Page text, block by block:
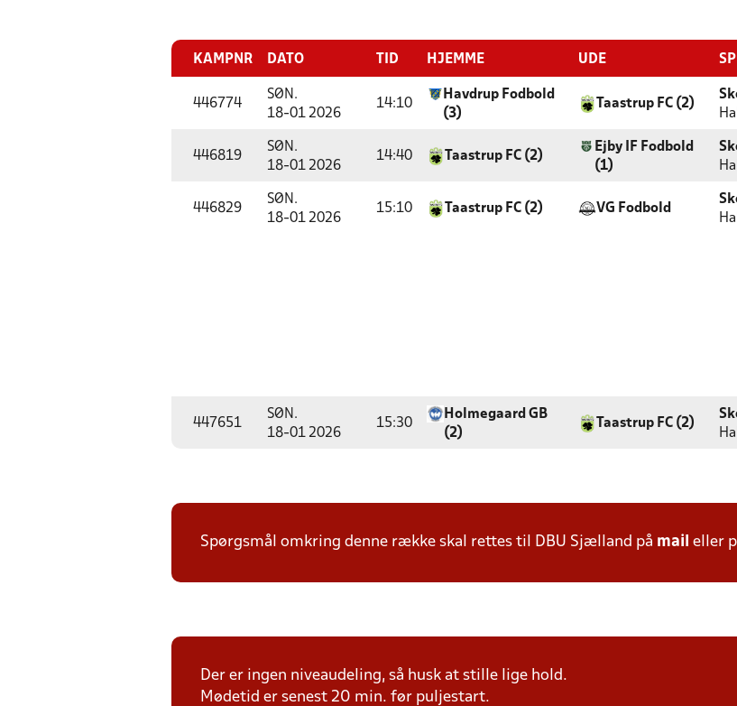
KAMPNR DATO TID HJEMME UDE
446774
SØN.
18-01 2026
14:10
Havdrup Fodbold
(3)
Taastrup FC (2)
446819
SØN.
18-01 2026
14:40 Taastrup FC (2)
Ejby IF Fodbold
(1)
446829
SØN.
18-01 2026
15:10 Taastrup FC (2) VG Fodbold
447651
SØN.
18-01 2026
15:30
Holmegaard GB
(2)
Taastrup FC (2)
Spørgsmål omkring denne række skal rettes til DBU Sjælland på mail eller
Der er ingen niveaudeling, så husk at stille lige hold.
Mødetid er senest 20 min. før puljestart.